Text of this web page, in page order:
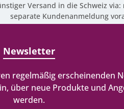
Versand in die Schweiz via:
separate Kundenanmeldung
Newsletter
regelmäßig erscheinenden
über neue Produkte und
werden.